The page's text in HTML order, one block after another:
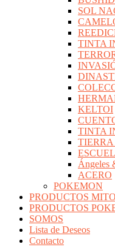
SOL
TINTA
KELTOI
TINTA
Ángeles
ACERO
POKEMON
PRODUCTOS
PRODUCTOS
SOMOS
Lista de Deseos
Contacto